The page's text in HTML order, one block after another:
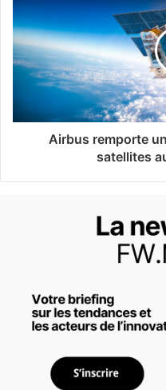
Airbus remporte
satellites